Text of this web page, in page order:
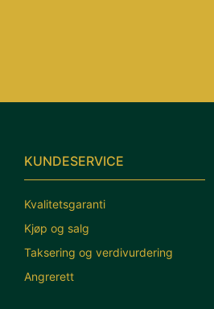
KUNDESERVICE
Kvalitetsgaranti
Kjøp og salg
Taksering og verdivurdering
Angrerett